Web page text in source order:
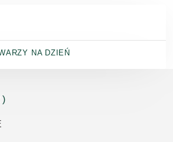
NA DZIEŃ
5 out of 5 stars rated by 12 customers
)